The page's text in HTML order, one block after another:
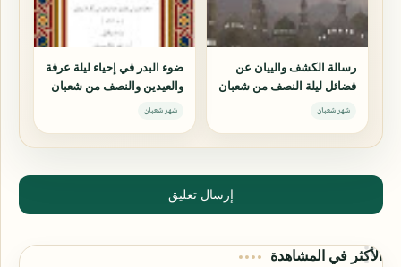
رسالة الكشف والييان عن
فضائل ليلة النصف من شعبان
شهر شعبان
ضوء البدر في إحياء ليلة عرفة
والعيدين والنصف من شعبان
وليلة القدر
شهر شعبان
إرسال تعليق
الأكثر في المشاهدة